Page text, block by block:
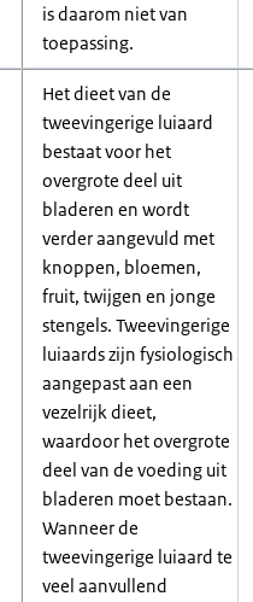
is daarom niet van
toepassing.
Het dieet van de
tweevingerige luiaard
bestaat voor het
overgrote deel uit
bladeren en wordt
verder aangevuld met
knoppen, bloemen,
fruit, twijgen en jonge
stengels. Tweevingerige
luiaards zijn fysiologisch
aangepast aan een
vezelrijk dieet,
waardoor het overgrote
deel van de voeding uit
bladeren moet bestaan.
Wanneer de
tweevingerige luiaard te
veel aanvullend